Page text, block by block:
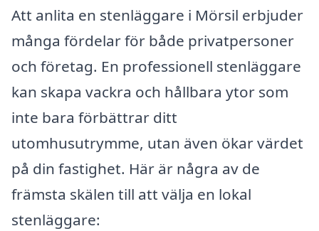
Att anlita en stenläggare i Mörsil erbjuder
många fördelar för både privatpersoner
och företag. En professionell stenläggare
kan skapa vackra och hållbara ytor som
inte bara förbättrar ditt
utomhusutrymme, utan även ökar värdet
på din fastighet. Här är några av de
främsta skälen till att välja en lokal
stenläggare: